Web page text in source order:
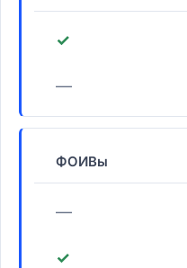
✓
—
ФОИВы
—
✓